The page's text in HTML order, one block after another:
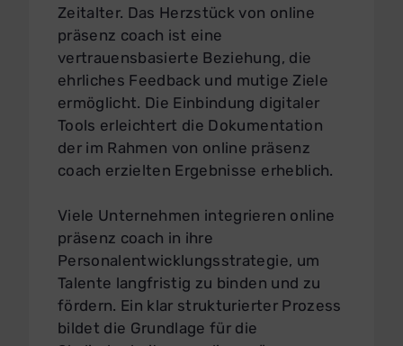
Zeitalter. Das Herzstück von online
präsenz coach ist eine
vertrauensbasierte Beziehung, die
ehrliches Feedback und mutige Ziele
ermöglicht. Die Einbindung digitaler
Tools erleichtert die Dokumentation
der im Rahmen von online präsenz
coach erzielten Ergebnisse erheblich.
Viele Unternehmen integrieren online
präsenz coach in ihre
Personalentwicklungsstrategie, um
Talente langfristig zu binden und zu
fördern. Ein klar strukturierter Prozess
bildet die Grundlage für die